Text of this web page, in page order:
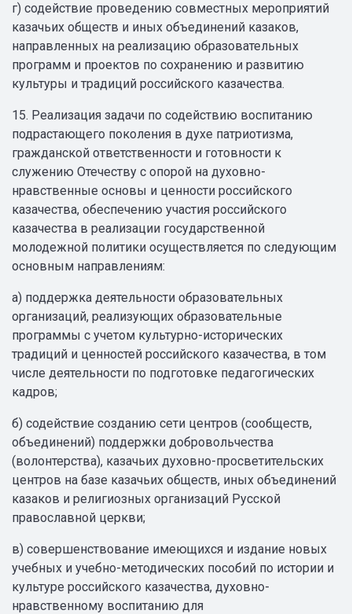
г) содействие проведению совместных мероприятий
казачьих обществ и иных объединений казаков,
направленных на реализацию образовательных
программ и проектов по сохранению и развитию
культуры и традиций российского казачества.
15. Реализация задачи по содействию воспитанию
подрастающего поколения в духе патриотизма,
гражданской ответственности и готовности к
служению Отечеству с опорой на духовно-
нравственные основы и ценности российского
казачества, обеспечению участия российского
казачества в реализации государственной
молодежной политики осуществляется по следующим
основным направлениям:
а) поддержка деятельности образовательных
организаций, реализующих образовательные
программы с учетом культурно-исторических
традиций и ценностей российского казачества, в том
числе деятельности по подготовке педагогических
кадров;
б) содействие созданию сети центров (сообществ,
объединений) поддержки добровольчества
(волонтерства), казачьих духовно-просветительских
центров на базе казачьих обществ, иных объединений
казаков и религиозных организаций Русской
православной церкви;
в) совершенствование имеющихся и издание новых
учебных и учебно-методических пособий по истории и
культуре российского казачества, духовно-
нравственному воспитанию для